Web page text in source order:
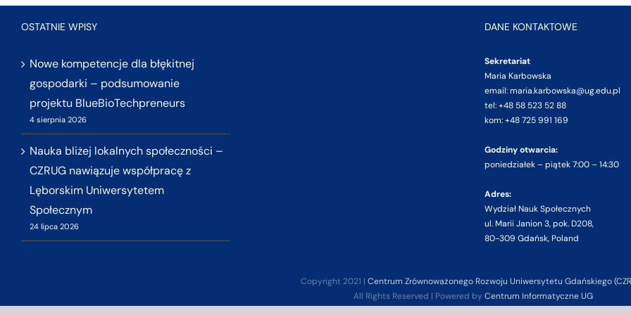
OSTATNIE WPISY
Nowe kompetencje dla błękitnej
gospodarki – podsumowanie
projektu BlueBioTechpreneurs
4 sierpnia 2026
Nauka bliżej lokalnych społeczności –
CZRUG nawiązuje współpracę z
Lęborskim Uniwersytetem
Społecznym
24 lipca 2026
DANE KONTAKTOWE
Sekretariat
Maria Karbowska
email: maria.karbowska@ug.edu.pl
tel: +48 58 523 52 88
kom: +48 725 991 169
Godziny otwarcia:
poniedziałek – piątek 7:00 – 14:30
Adres:
Wydział Nauk Społecznych
ul. Marii Janion 3, pok. D208,
80-309 Gdańsk, Poland
Copyright 2021 | Centrum Zrównoważonego Rozwoju Uniwersytetu Gdańskiego
All Rights Reserved | Powered by Centrum Informatyczne UG